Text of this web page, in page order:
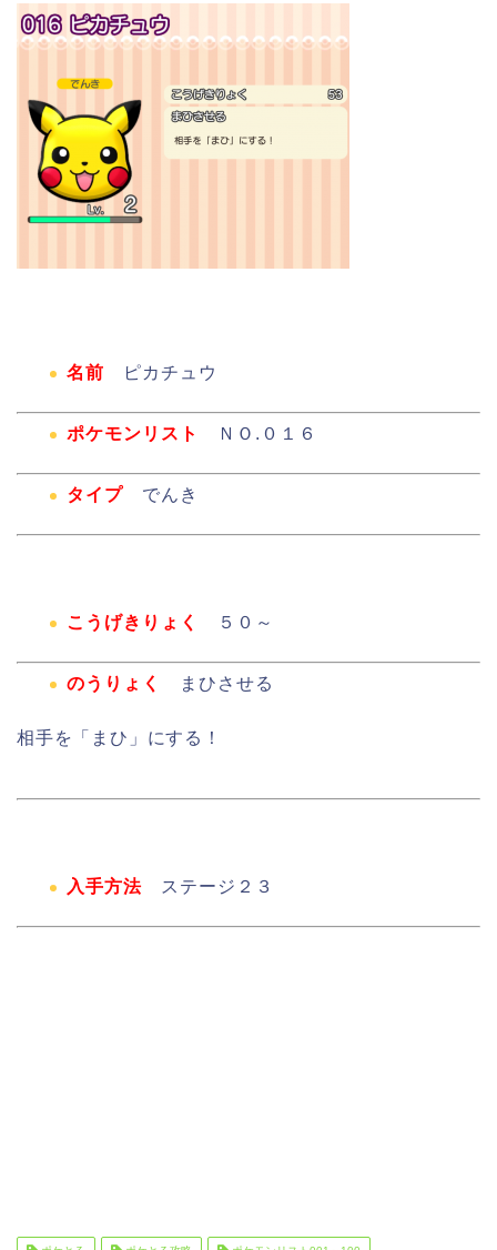
名前 ピカチュウ
ポケモンリスト ＮＯ.０１６
タイプ でんき
こうげきりょく ５０～
のうりょく まひさせる
相手を「まひ」にする！
入手方法 ステージ２３